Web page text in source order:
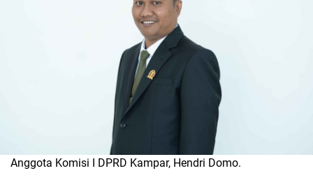
Anggota Komisi I DPRD Kampar, Hendri Domo.